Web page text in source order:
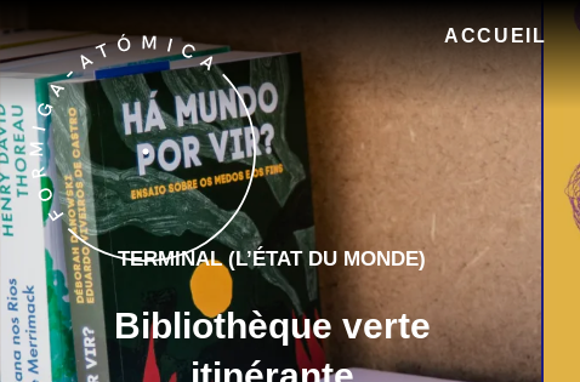
au
contenu
principal
ACCUEIL
TERMINAL (L’ÉTAT DU MONDE)
Bibliothèque verte